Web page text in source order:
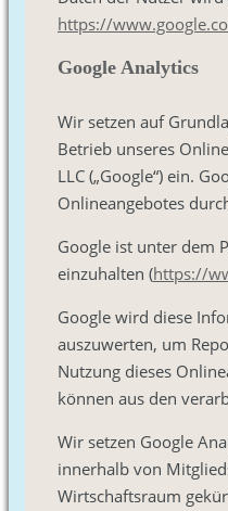
https://
Google Analytics
Wir setzen auf
Betrieb unseres
LLC („Google“) ein.
Onlineangebotes
Google ist unter dem
einzuhalten (https://
Google wird diese
auszuwerten, um
Nutzung dieses
können aus den
Wir setzen Google
innerhalb von
Wirtschaftsraum